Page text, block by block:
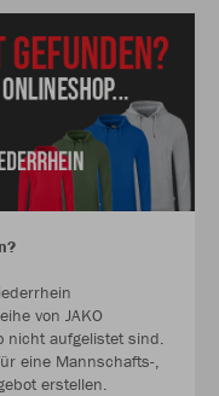
von JAKO
nicht aufgelistet sind.
eine Mannschafts-,
erstellen.